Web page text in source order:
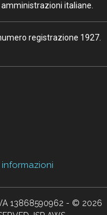
italiane.
registrazione 1927.
13868590962 - © 2026